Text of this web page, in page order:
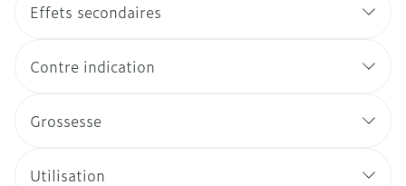
Effets secondaires
Contre indication
Grossesse
Utilisation